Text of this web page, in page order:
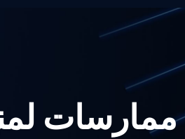
حماية تحميل الملفات - أفضل 10